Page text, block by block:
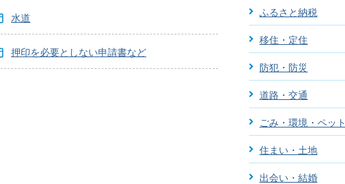
水道
押印を必要としない申請書など
ふるさと納税
移住・定住
防犯・防災
道路・交通
ごみ・環境・ペット
住まい・土地
出会い・結婚